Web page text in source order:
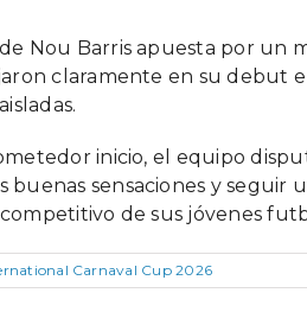
Nou Barris apuesta por un
claramente en su debut
inicio, el equipo
buenas sensaciones y seguir
de sus jóvenes
Carnaval Cup 2026